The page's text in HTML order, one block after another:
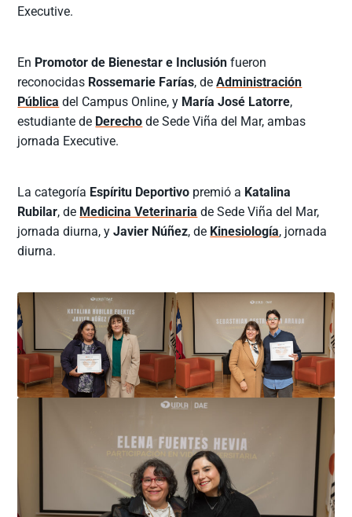
Executive.
En Promotor de Bienestar e Inclusión fueron
reconocidas Rossemarie Farías, deAdministración
Pública del Campus Online, y María José Latorre,
estudiante de Derecho de Sede Viña del Mar, ambas
jornada Executive.
La categoría Espíritu Deportivo premió a Katalina
Rubilar, de Medicina Veterinaria de Sede Viña del Mar,
jornada diurna, yJavier Núñez, de Kinesiología, jornada
diurna.